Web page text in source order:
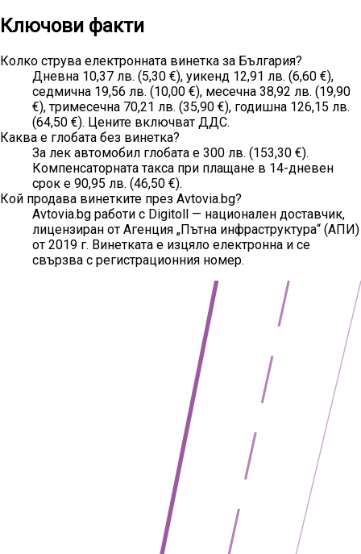
Ключови факти
Колко струва електронната винетка за България?
Дневна 10,37 лв. (5,30 €), уикенд 12,91 лв. (6,60 €),
седмична 19,56 лв. (10,00 €), месечна 38,92 лв. (19,90
€), тримесечна 70,21 лв. (35,90 €), годишна 126,15 лв.
(64,50 €). Цените включват ДДС.
Каква е глобата без винетка?
За лек автомобил глобата е 300 лв. (153,30 €).
Компенсаторната такса при плащане в 14-дневен
срок е 90,95 лв. (46,50 €).
Кой продава винетките през Avtovia.bg?
Avtovia.bg работи с Digitoll — национален доставчик,
лицензиран от Агенция „Пътна инфраструктура“ (АПИ)
от 2019 г. Винетката е изцяло електронна и се
свързва с регистрационния номер.